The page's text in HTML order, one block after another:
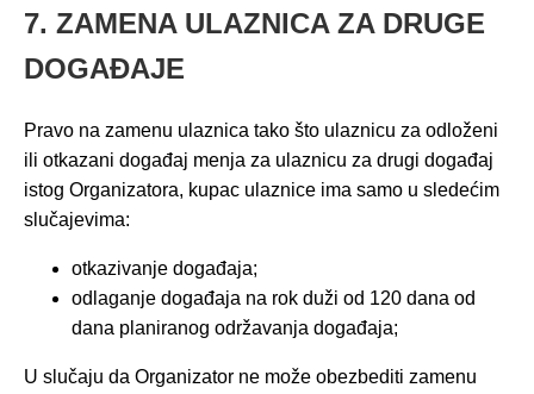
7. ZAMENA ULAZNICA ZA DRUGE
DOGAĐAJE
Pravo na zamenu ulaznica tako što ulaznicu za odloženi
ili otkazani događaj menja za ulaznicu za drugi događaj
istog Organizatora, kupac ulaznice ima samo u sledećim
slučajevima:
otkazivanje događaja;
odlaganje događaja na rok duži od 120 dana od
dana planiranog održavanja događaja;
U slučaju da Organizator ne može obezbediti zamenu